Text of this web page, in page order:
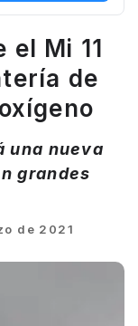
el Mi 11
de
una nueva
grandes
de 2021